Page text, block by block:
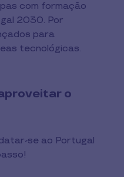
com formação
2030. Por
para
tecnológicas.
o
se ao Portugal